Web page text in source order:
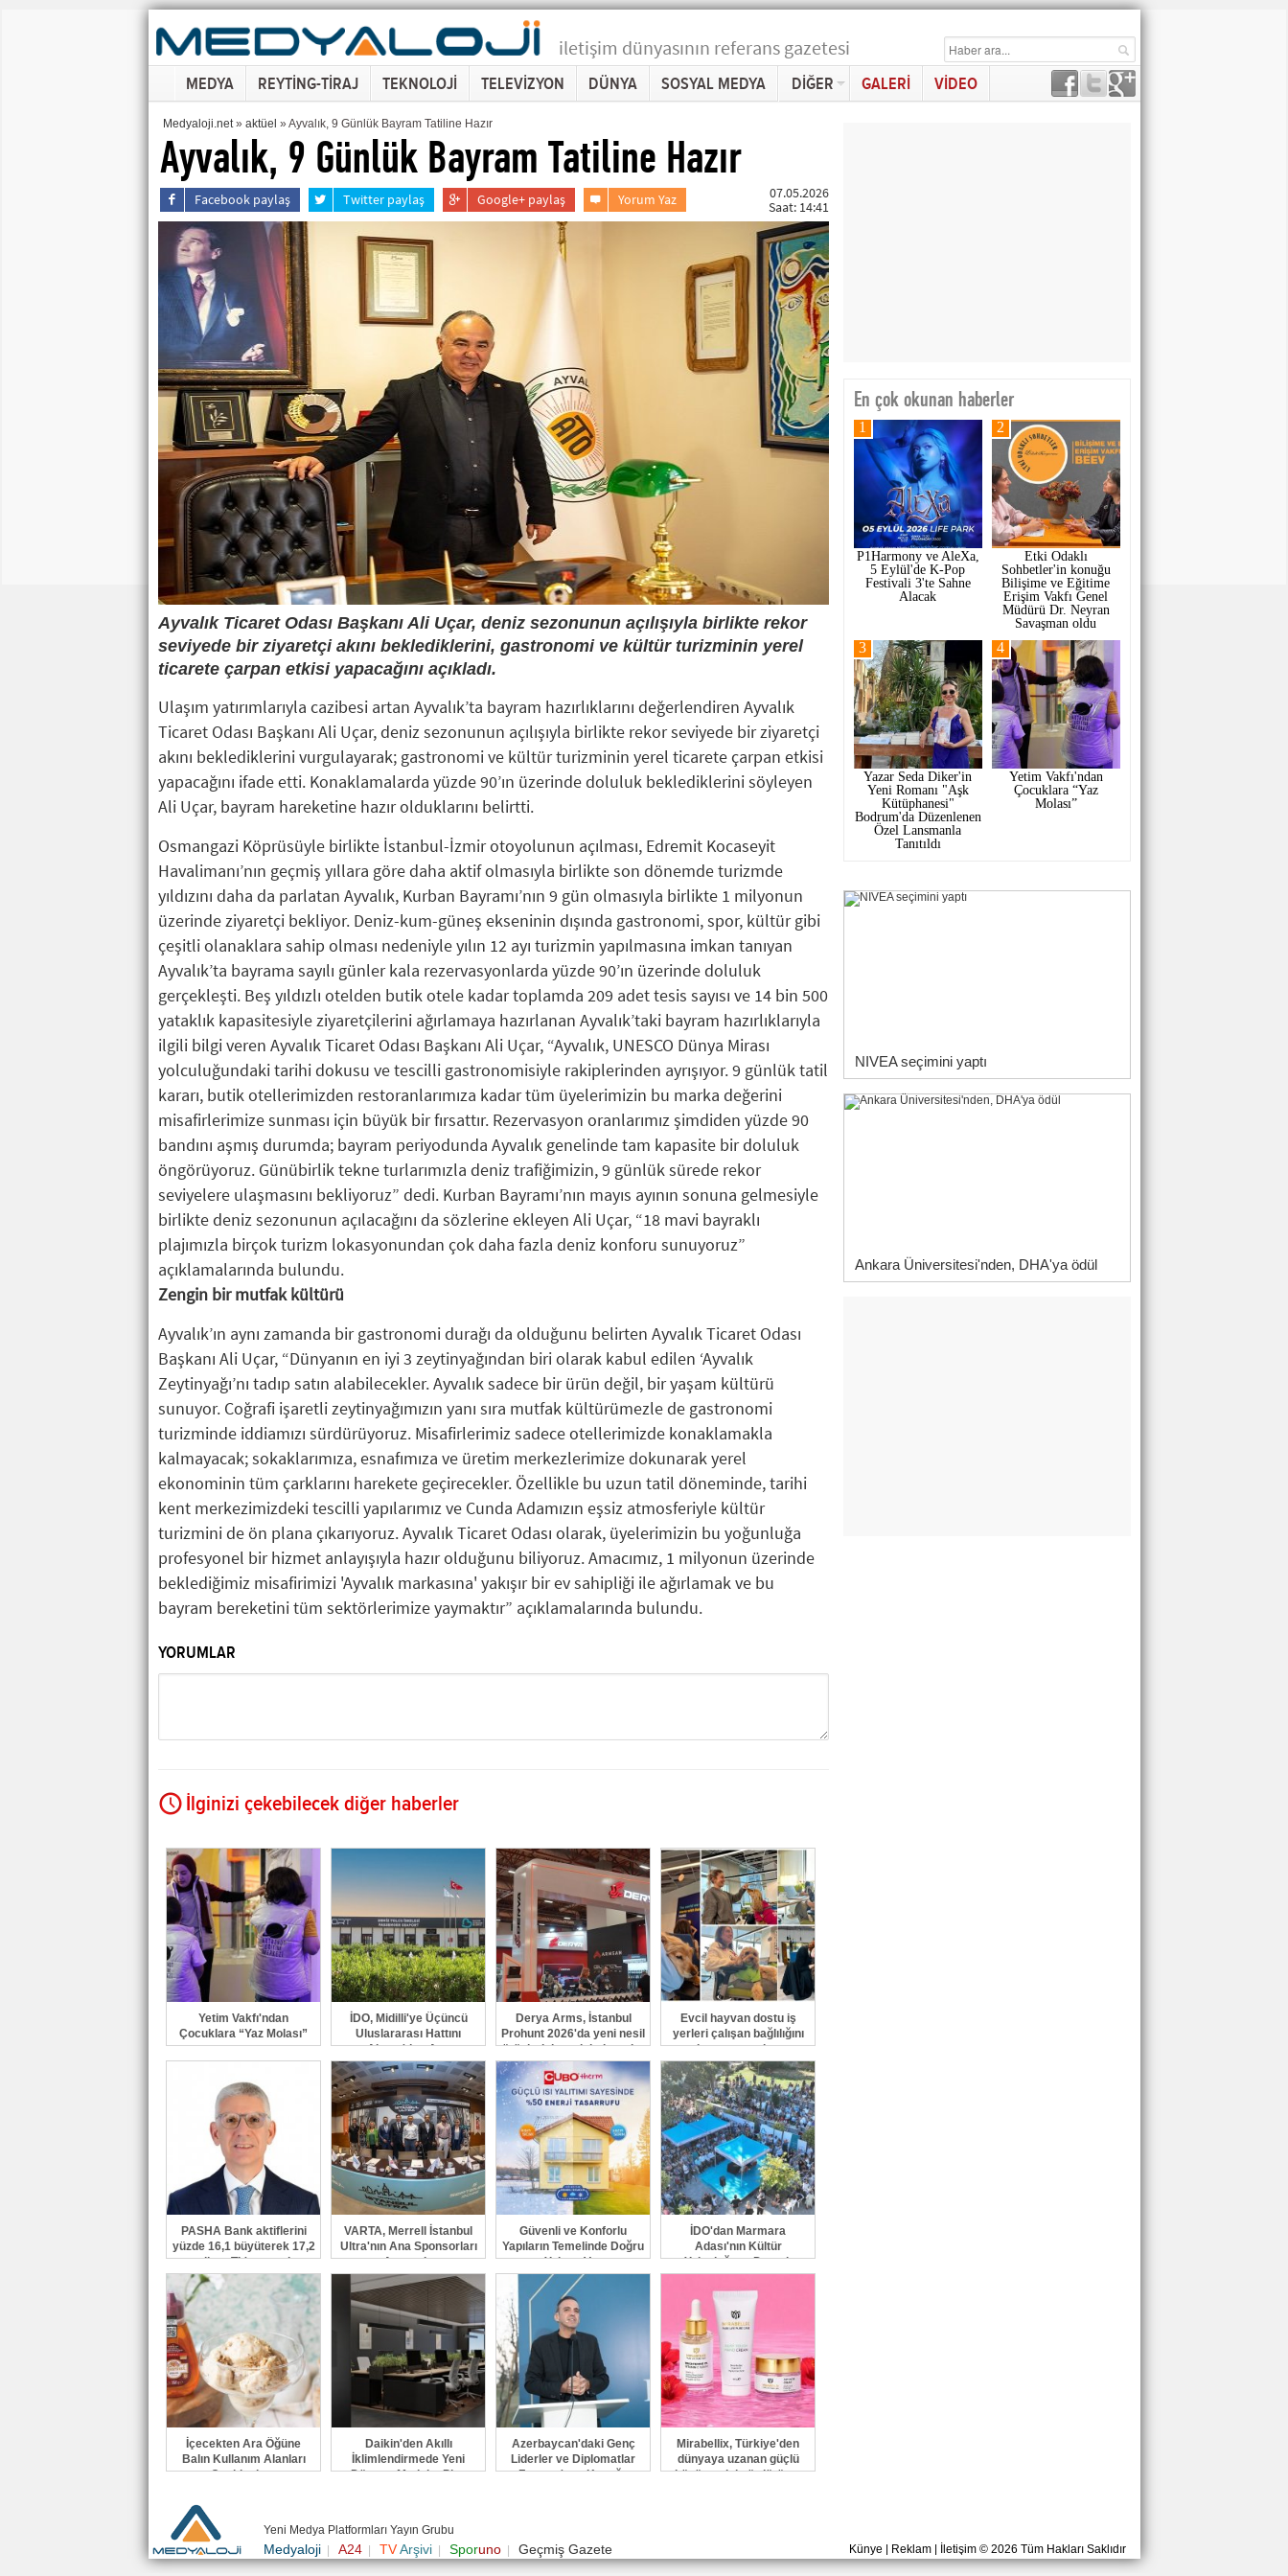
iletişim dünyasının referans gazetesi
MEDYA REYTİNG-TİRAJ TEKNOLOJİ TELEVİZYON DÜNYA SOSYAL MEDYA DİĞER GALERİ VİDEO
Ayvalık, 9 Günlük Bayram Tatiline Hazır
Medyaloji.net» aktüel » Ayvalık, 9 Günlük Bayram Tatiline Hazır
Facebook paylaş Twitter paylaş Google+ paylaş Yorum Yaz
07.05.2026
Saat: 14:41
Ayvalık Ticaret Odası Başkanı Ali Uçar, deniz sezonunun açılışıyla birlikte rekor
seviyede bir ziyaretçi akını beklediklerini, gastronomi ve kültür turizminin yerel
ticarete çarpan etkisi yapacağını açıkladı.
Ulaşım yatırımlarıyla cazibesi artan Ayvalık’ta bayram hazırlıklarını değerlendiren Ayvalık
Ticaret Odası Başkanı Ali Uçar, deniz sezonunun açılışıyla birlikte rekor seviyede bir ziyaretçi
akını beklediklerini vurgulayarak; gastronomi ve kültür turizminin yerel ticarete çarpan etkisi
yapacağını ifade etti. Konaklamalarda yüzde 90’ın üzerinde doluluk beklediklerini söyleyen
Ali Uçar, bayram hareketine hazır olduklarını belirtti.
Osmangazi Köprüsüyle birlikte İstanbul-İzmir otoyolunun açılması, Edremit Kocaseyit
Havalimanı’nın geçmiş yıllara göre daha aktif olmasıyla birlikte son dönemde turizmde
yıldızını daha da parlatan Ayvalık, Kurban Bayramı’nın 9 gün olmasıyla birlikte 1 milyonun
üzerinde ziyaretçi bekliyor. Deniz-kum-güneş ekseninin dışında gastronomi, spor, kültür gibi
çeşitli olanaklara sahip olması nedeniyle yılın 12 ayı turizmin yapılmasına imkan tanıyan
Ayvalık’ta bayrama sayılı günler kala rezervasyonlarda yüzde 90’ın üzerinde doluluk
gerçekleşti. Beş yıldızlı otelden butik otele kadar toplamda 209 adet tesis sayısı ve 14 bin 500
yataklık kapasitesiyle ziyaretçilerini ağırlamaya hazırlanan Ayvalık’taki bayram hazırlıklarıyla
ilgili bilgi veren Ayvalık Ticaret Odası Başkanı Ali Uçar, “Ayvalık, UNESCO Dünya Mirası
yolculuğundaki tarihi dokusu ve tescilli gastronomisiyle rakiplerinden ayrışıyor. 9 günlük tatil
kararı, butik otellerimizden restoranlarımıza kadar tüm üyelerimizin bu marka değerini
misafirlerimize sunması için büyük bir fırsattır. Rezervasyon oranlarımız şimdiden yüzde 90
bandını aşmış durumda; bayram periyodunda Ayvalık genelinde tam kapasite bir doluluk
öngörüyoruz. Günübirlik tekne turlarımızla deniz trafiğimizin, 9 günlük sürede rekor
seviyelere ulaşmasını bekliyoruz” dedi. Kurban Bayramı’nın mayıs ayının sonuna gelmesiyle
birlikte deniz sezonunun açılacağını da sözlerine ekleyen Ali Uçar, “18 mavi bayraklı
plajımızla birçok turizm lokasyonundan çok daha fazla deniz konforu sunuyoruz”
açıklamalarında bulundu.
Zengin bir mutfak kültürü
Ayvalık’ın aynı zamanda bir gastronomi durağı da olduğunu belirten Ayvalık Ticaret Odası
Başkanı Ali Uçar, “Dünyanın en iyi 3 zeytinyağından biri olarak kabul edilen ‘Ayvalık
Zeytinyağı’nı tadıp satın alabilecekler. Ayvalık sadece bir ürün değil, bir yaşam kültürü
sunuyor. Coğrafi işaretli zeytinyağımızın yanı sıra mutfak kültürümezle de gastronomi
turizminde iddiamızı sürdürüyoruz. Misafirlerimiz sadece otellerimizde konaklamakla
kalmayacak; sokaklarımıza, esnafımıza ve üretim merkezlerimize dokunarak yerel
ekonominin tüm çarklarını harekete geçirecekler. Özellikle bu uzun tatil döneminde, tarihi
kent merkezimizdeki tescilli yapılarımız ve Cunda Adamızın eşsiz atmosferiyle kültür
turizmini de ön plana çıkarıyoruz. Ayvalık Ticaret Odası olarak, üyelerimizin bu yoğunluğa
profesyonel bir hizmet anlayışıyla hazır olduğunu biliyoruz. Amacımız, 1 milyonun üzerinde
beklediğimiz misafirimizi 'Ayvalık markasına' yakışır bir ev sahipliği ile ağırlamak ve bu
bayram bereketini tüm sektörlerimize yaymaktır” açıklamalarında bulundu.
YORUMLAR
GÖNDER
İlginizi çekebilecek diğer haberler
Yetim Vakfı'ndan
Çocuklara “Yaz Molası”
İDO, Midilli'ye Üçüncü
Uluslararası Hattını
Akçay'dan Açtı
Derya Arms, İstanbul
Prohunt 2026'da yeni nesil
ürünlerini ve global marka
vizyonunu sergiledi
Evcil hayvan dostu iş
yerleri çalışan bağlılığını
ve işveren markasını
güçlendiriyor
PASHA Bank aktiflerini
yüzde 16,1 büyüterek 17,2
milyar TL'ye taşıdı
VARTA, Merrell İstanbul
Ultra'nın Ana Sponsorları
Arasında
Güvenli ve Konforlu
Yapıların Temelinde Doğru
Yalıtım Var
İDO'dan Marmara
Adası'nın Kültür
Yolculuğuna Destek
İçecekten Ara Öğüne
Balın Kullanım Alanları
Çeşitleniyor
Daikin'den Akıllı
İklimlendirmede Yeni
Dönem: Madoka Plus
Azerbaycan'daki Genç
Liderler ve Diplomatlar
Forumu'nun Konuğu
Mirabellix, Türkiye'den
dünyaya uzanan güçlü
büyümesini sürdürüyor
En çok okunan haberler
P1Harmony ve AleXa,
5 Eylül'de K-Pop
Festivali 3'te Sahne
Alacak
1
Etki Odaklı
Sohbetler'in konuğu
Bilişime ve Eğitime
Erişim Vakfı Genel
Müdürü Dr. Neyran
Savaşman oldu
2
Yazar Seda Diker'in
Yeni Romanı "Aşk
Kütüphanesi"
Bodrum'da Düzenlenen
Özel Lansmanla
Tanıtıldı
3
Yetim Vakfı'ndan
Çocuklara “Yaz
Molası”
4
NIVEA seçimini yaptı
Ankara Üniversitesi'nden, DHA'ya ödül
Yeni Medya Platformları Yayın Grubu
Medyaloji| A24| TVArşivi| Sporuno| Geçmiş Gazete Künye | Reklam| İletişim© 2026 Tüm Hakları Saklıdır